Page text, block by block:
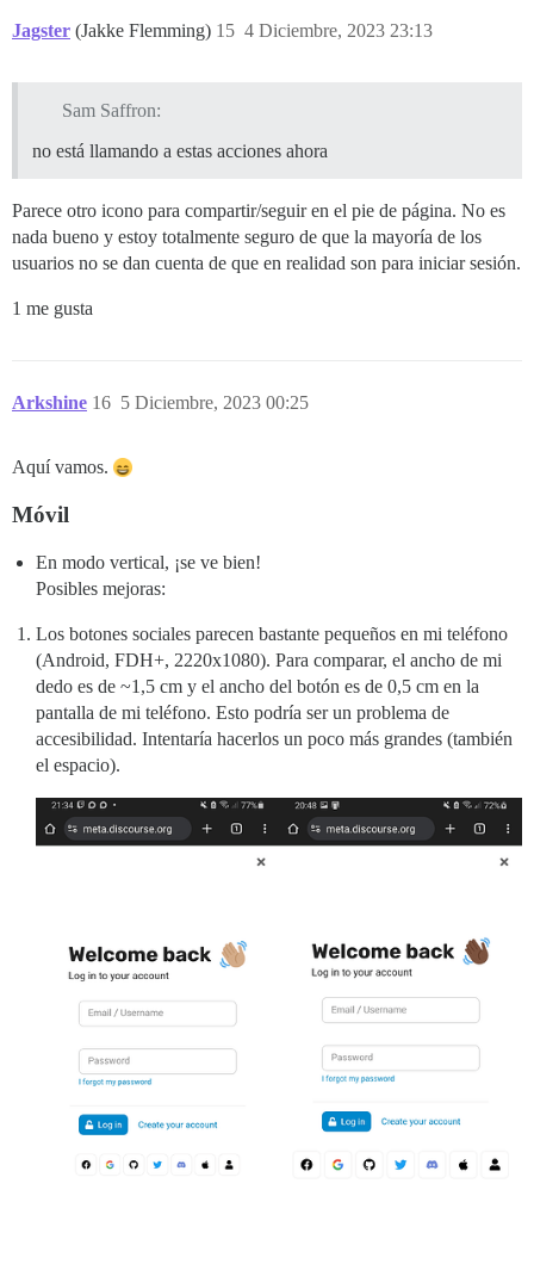
Jagster (Jakke Flemming) 4 Diciembre, 2023 23:13
15
Sam Saffron:
no está llamando a estas acciones ahora
Parece otro icono para compartir/seguir en el pie de página. No es
nada bueno y estoy totalmente seguro de que la mayoría de los
usuarios no se dan cuenta de que en realidad son para iniciar sesión.
1 me gusta
Arkshine 5 Diciembre, 2023 00:25
16
Aquí vamos.
Móvil
En modo vertical, ¡se ve bien!
Posibles mejoras:
Los botones sociales parecen bastante pequeños en mi teléfono
(Android, FDH+, 2220x1080). Para comparar, el ancho de mi
dedo es de ~1,5 cm y el ancho del botón es de 0,5 cm en la
pantalla de mi teléfono. Esto podría ser un problema de
accesibilidad. Intentaría hacerlos un poco más grandes (también
el espacio).